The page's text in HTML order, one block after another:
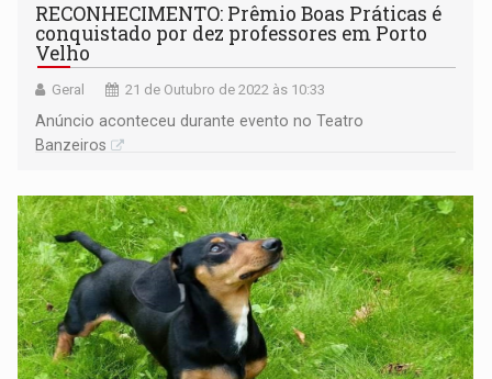
RECONHECIMENTO: Prêmio Boas Práticas é
conquistado por dez professores em Porto
Velho
Geral 21 de Outubro de 2022 às 10:33
Anúncio aconteceu durante evento no Teatro
Banzeiros